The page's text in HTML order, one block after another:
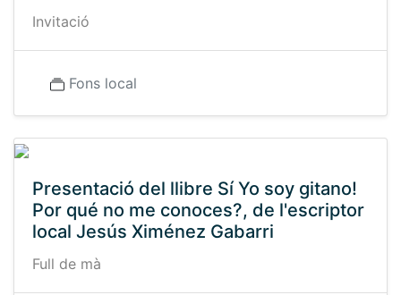
Invitació
Fons local
Presentació del llibre Sí Yo soy gitano!
Por qué no me conoces?, de l'escriptor
local Jesús Ximénez Gabarri
Full de mà